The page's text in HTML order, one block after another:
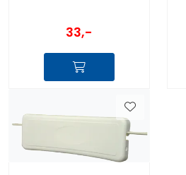
33,-